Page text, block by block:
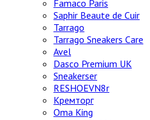
Famaco Paris
Saphir Beaute de Cuir
Tarrago
Tarrago Sneakers Care
Avel
Dasco Premium UK
Sneakerser
RESHOEVN8r
Кремторг
Oma King